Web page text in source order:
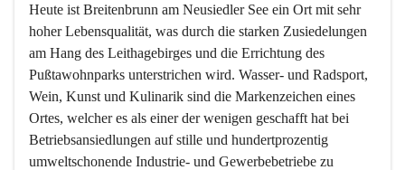
Heute ist Breitenbrunn am Neusiedler See ein Ort mit sehr
hoher Lebensqualität, was durch die starken Zusiedelungen
am Hang des Leithagebirges und die Errichtung des
Pußtawohnparks unterstrichen wird. Wasser- und Radsport,
Wein, Kunst und Kulinarik sind die Markenzeichen eines
Ortes, welcher es als einer der wenigen geschafft hat bei
Betriebsansiedlungen auf stille und hundertprozentig
umweltschonende Industrie- und Gewerbebetriebe zu